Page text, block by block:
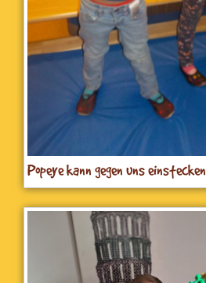
Popeye kann gegen uns einstecken